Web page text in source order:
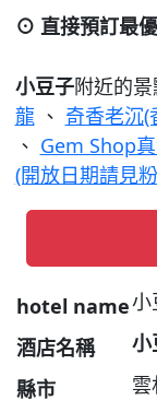
⊙ 直接預訂最
小豆子附近的景
龍、 奇香老沉(
、 Gem Shop
(開放日期請見
hotel name小
酒店名稱
小
縣市
雲